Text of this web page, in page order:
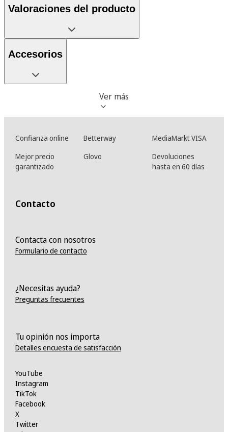
Valoraciones del producto
Accesorios
Ver más
Confianza online Betterway
MediaMarkt VISA
Mejor precio
garantizado
Glovo
Devoluciones
hasta en 60 días
Contacto
Contacta con nosotros
Formulario de contacto
¿Necesitas ayuda?
Preguntas frecuentes
Tu opinión nos importa
Detalles encuesta de satisfacción
YouTube
Instagram
TikTok
Facebook
X
Twitter